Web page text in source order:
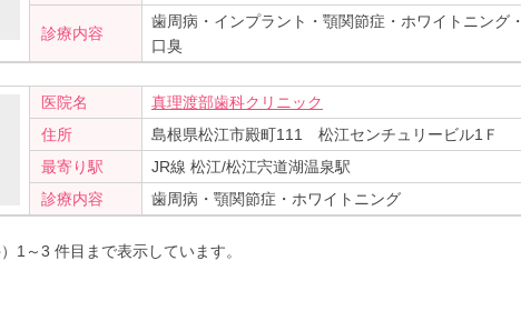
診療内容
歯周病・インプラント・顎関節症・ホワイトニング・
口臭
医院名
真理渡部歯科クリニック
住所
島根県松江市殿町111 松江センチュリービル1Ｆ
最寄り駅
JR線 松江/松江宍道湖温泉駅
診療内容
歯周病・顎関節症・ホワイトニング
1～3 件目まで表示しています。